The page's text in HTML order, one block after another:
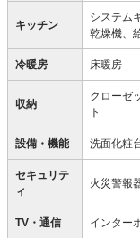
キッチン
システム
乾燥機、
冷暖房 床暖房
収納
クローゼ
ト
設備・機能 洗面化粧
セキュリテ
ィ
火災警報
TV・通信 インター